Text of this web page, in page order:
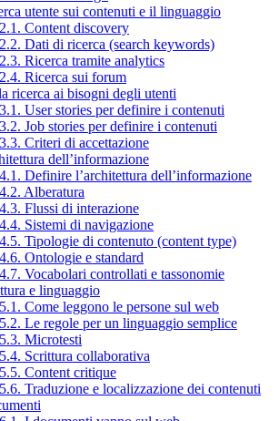
utente sui contenuti e il linguaggio
Content discovery
Dati di ricerca (search keywords)
Ricerca tramite analytics
Ricerca sui forum
ricerca ai bisogni degli utenti
User stories per definire i contenuti
Job stories per definire i contenuti
Criteri di accettazione
dell’informazione
Definire l’architettura dell’informazione
Alberatura
Flussi di interazione
Sistemi di navigazione
Tipologie di contenuto (content type)
Ontologie e standard
Vocabolari controllati e tassonomie
e linguaggio
Come leggono le persone sul web
Le regole per un linguaggio semplice
Microtesti
Scrittura collaborativa
Content critique
Traduzione e localizzazione dei contenuti